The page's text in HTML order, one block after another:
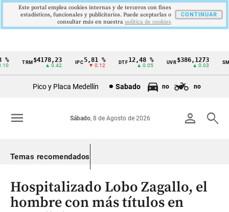
Cintillo
Colombia
TRM $4178,23
▲ 0.42
5,81 %
▼ 0.12
DTF12,48 %
▲ 0.05
UVR$386,1273
▲ 0.03
Pico y Placa Medellín Sabado no no
person search
Sábado, 8 de Agosto de 2026
menu
Temas recomendados
Hospitalizado Lobo Zagallo, el
hombre con más títulos en
Este portal emplea cookies internas y de terceros con fines
estadísticos, funcionales y publicitarios. Puede aceptarlas o
consultar más en nuestra politica de cookies
CONTINUAR